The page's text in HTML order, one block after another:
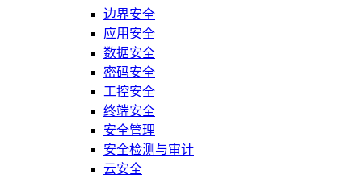
边界安全
应用安全
数据安全
密码安全
工控安全
终端安全
安全管理
安全检测与审计
云安全